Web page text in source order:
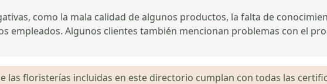
como la mala calidad de algunos productos, la falta de
empleados. Algunos clientes también mencionan problemas con el
las floristerías incluidas en este directorio cumplan con todas las